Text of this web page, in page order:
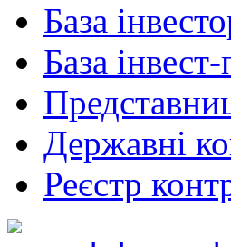
База
База
Державні
Реєстр